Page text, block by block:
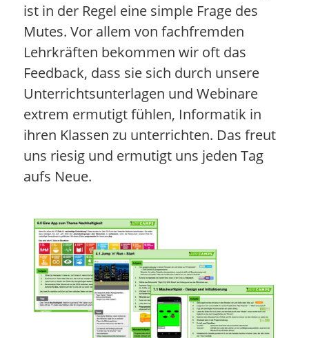
ist in der Regel eine simple Frage des
Mutes. Vor allem von fachfremden
Lehrkräften bekommen wir oft das
Feedback, dass sie sich durch unsere
Unterrichtsunterlagen und Webinare
extrem ermutigt fühlen, Informatik in
ihren Klassen zu unterrichten. Das freut
uns riesig und ermutigt uns jeden Tag
aufs Neue.